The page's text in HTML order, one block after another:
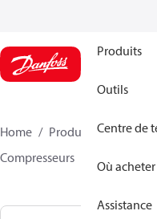
Produits
Outils
Centre de
Où acheter
Assistance
Home Produits
Climate
Compresseurs